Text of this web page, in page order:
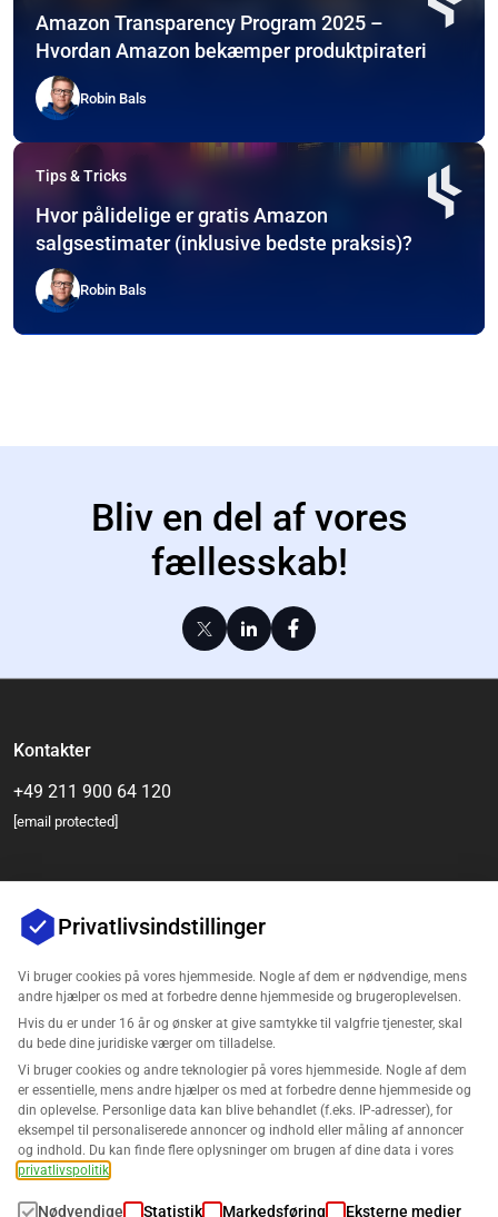
Amazon Transparency Program 2025 –
Hvordan Amazon bekæmper produktpirateri
Robin Bals
Tips & Tricks
Hvor pålidelige er gratis Amazon
salgsestimater (inklusive bedste praksis)?
Robin Bals
Bliv en del af vores
fællesskab!
Kontakter
+49 211 900 64 120
[email protected]
Virksomhed
Support
Løsninger til Amazon
Privatlivsindstillinger
Vi bruger cookies på vores hjemmeside. Nogle af dem er nødvendige, mens
andre hjælper os med at forbedre denne hjemmeside og brugeroplevelsen.
Hvis du er under 16 år og ønsker at give samtykke til valgfrie tjenester, skal
du bede dine juridiske værger om tilladelse.
Vi bruger cookies og andre teknologier på vores hjemmeside. Nogle af dem
er essentielle, mens andre hjælper os med at forbedre denne hjemmeside og
din oplevelse. Personlige data kan blive behandlet (f.eks. IP-adresser), for
eksempel til personaliserede annoncer og indhold eller måling af annoncer
og indhold. Du kan finde flere oplysninger om brugen af dine data i vores
privatlivspolitik
Nødvendige Statistik Markedsføring Eksterne medier